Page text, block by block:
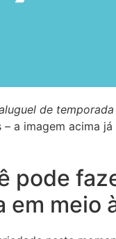
de
– a imagem acima
pode
em meio